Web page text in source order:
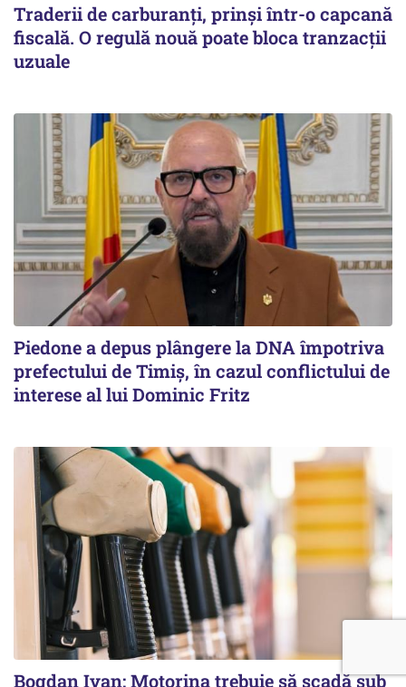
Traderii de carburanți, prinși într-o capcană
fiscală. O regulă nouă poate bloca tranzacții
uzuale
Piedone a depus plângere la DNA împotriva
prefectului de Timiș, în cazul conflictului de
interese al lui Dominic Fritz
Bogdan Ivan: Motorina trebuie să scadă sub